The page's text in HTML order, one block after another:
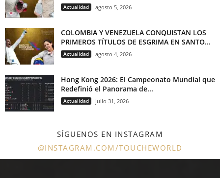
Actualidad agosto 5, 2026
COLOMBIA Y VENEZUELA CONQUISTAN LOS
PRIMEROS TÍTULOS DE ESGRIMA EN SANTO...
Actualidad agosto 4, 2026
Hong Kong 2026: El Campeonato Mundial que
Redefinió el Panorama de...
Actualidad julio 31, 2026
SÍGUENOS EN INSTAGRAM
@INSTAGRAM.COM/TOUCHEWORLD